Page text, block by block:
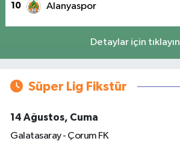
10 Alanyaspor
Detaylar için tıklayın
Süper Lig Fikstür
14 Ağustos, Cuma
Galatasaray - Çorum FK